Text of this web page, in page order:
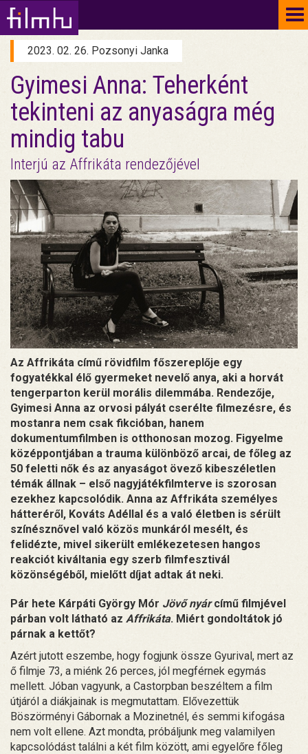
2023. 02. 26. Pozsonyi Janka
Gyimesi Anna: Teherként
tekinteni az anyaságra még
mindig tabu
Interjú az Affrikáta rendezőjével
Az Affrikáta című rövidfilm főszereplője egy
fogyatékkal élő gyermeket nevelő anya, aki a horvát
tengerparton kerül morális dilemmába. Rendezője,
Gyimesi Anna az orvosi pályát cserélte filmezésre, és
mostanra nem csak fikcióban, hanem
dokumentumfilmben is otthonosan mozog. Figyelme
középpontjában a trauma különböző arcai, de főleg az
50 feletti nők és az anyaságot övező kibeszéletlen
témák állnak – első nagyjátékfilmterve is szorosan
ezekhez kapcsolódik. Anna az Affrikáta személyes
hátteréről, Kováts Adéllal és a való életben is sérült
színésznővel való közös munkáról mesélt, és
felidézte, mivel sikerült emlékezetesen hangos
reakciót kiváltania egy szerb filmfesztivál
közönségéből, mielőtt díjat adtak át neki.
Pár hete Kárpáti György Mór Jövő nyárcímű filmjével
párban volt látható az Affrikáta. Miért gondoltátok jó
párnak a kettőt?
Azért jutott eszembe, hogy fogjunk össze Gyurival, mert az
ő filmje 73, a miénk 26 perces, jól megférnek egymás
mellett. Jóban vagyunk, a Castorpban beszéltem a film
útjáról a diákjainak is megmutattam. Elővezettük
Böszörményi Gábornak a Mozinetnél, és semmi kifogása
nem volt ellene. Azt mondta, próbáljunk meg valamilyen
kapcsolódást találni a két film között, ami egyelőre főleg